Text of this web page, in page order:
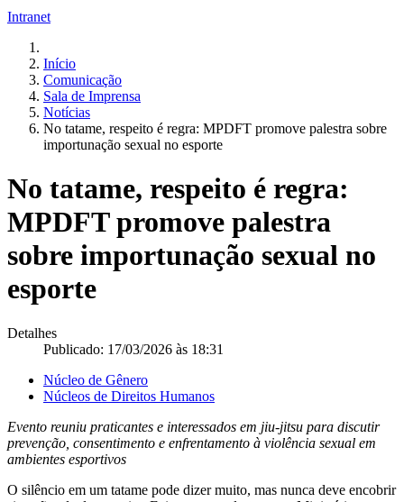
Intranet
Início
Comunicação
Sala de Imprensa
Notícias
No tatame, respeito é regra: MPDFT promove palestra sobre
importunação sexual no esporte
No tatame, respeito é regra:
MPDFT promove palestra
sobre importunação sexual no
esporte
Detalhes
Publicado: 17/03/2026 às 18:31
Núcleo de Gênero
Núcleos de Direitos Humanos
Evento reuniu praticantes e interessados em jiu-jitsu para discutir
prevenção, consentimento e enfrentamento à violência sexual em
ambientes esportivos
O silêncio em um tatame pode dizer muito, mas nunca deve encobrir